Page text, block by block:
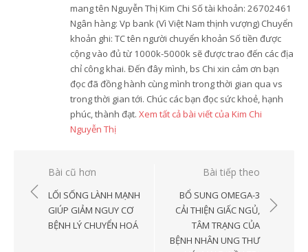
mang tên Nguyễn Thị Kim Chi Số tài khoản: 26702461
Ngân hàng: Vp bank (Vì Việt Nam thịnh vượng) Chuyển
khoản ghi: TC tên người chuyển khoản Số tiền được
cộng vào đủ từ 1000k-5000k sẽ được trao đến các địa
chỉ công khai. Đến đây mình, bs Chi xin cảm ơn bạn
đọc đã đồng hành cùng mình trong thời gian qua vs
trong thời gian tới. Chúc các bạn đọc sức khoẻ, hạnh
phúc, thành đạt. Xem tất cả bài viết của Kim Chi
Nguyễn Thị
Điều
hướng
viết
Bài cũ hơn
LỐI SỐNG LÀNH MẠNH
GIÚP GIẢM NGUY CƠ
BỆNH LÝ CHUYỂN HOÁ
Bài tiếp theo
BỔ SUNG OMEGA-3
CẢI THIỆN GIẤC NGỦ,
TÂM TRẠNG CỦA
BỆNH NHÂN UNG THƯ